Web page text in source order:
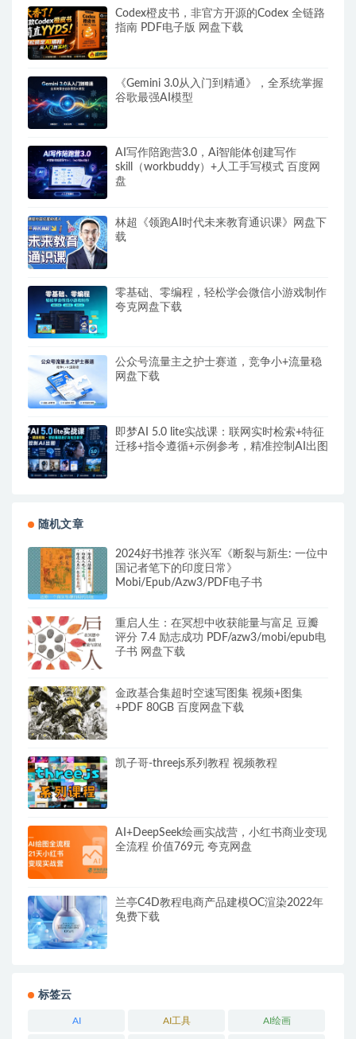
Codex橙皮书，非官方开源的Codex 全链路
指南 PDF电子版 网盘下载
《Gemini 3.0从入门到精通》，全系统掌握
谷歌最强AI模型
AI写作陪跑营3.0，Ai智能体创建写作
skill（workbuddy）+人工手写模式 百度网
盘
林超《领跑AI时代未来教育通识课》网盘下
载
零基础、零编程，轻松学会微信小游戏制作
夸克网盘下载
公众号流量主之护士赛道，竞争小+流量稳
网盘下载
即梦AI 5.0 lite实战课：联网实时检索+特征
迁移+指令遵循+示例参考，精准控制AI出图
随机文章
2024好书推荐 张兴军《断裂与新生: 一位中
国记者笔下的印度日常》
Mobi/Epub/Azw3/PDF电子书
重启人生：在冥想中收获能量与富足 豆瓣
评分 7.4 励志成功 PDF/azw3/mobi/epub电
子书 网盘下载
金政基合集超时空速写图集 视频+图集
+PDF 80GB 百度网盘下载
凯子哥-threejs系列教程 视频教程
AI+DeepSeek绘画实战营，小红书商业变现
全流程 价值769元 夸克网盘
兰亭C4D教程电商产品建模OC渲染2022年
免费下载
标签云
AI AI工具 AI绘画